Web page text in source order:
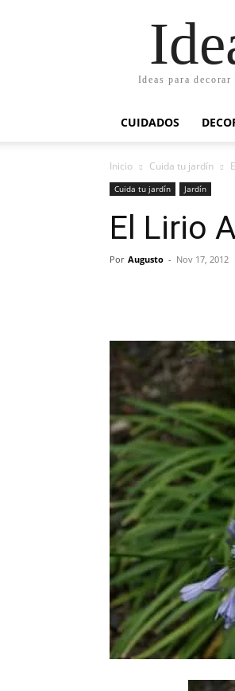
Ideas para
CUIDADOS
Inicio Cuida tu jardín
Cuida tu jardín Jardín
El Lirio
Por Augusto - Nov 17, 2012